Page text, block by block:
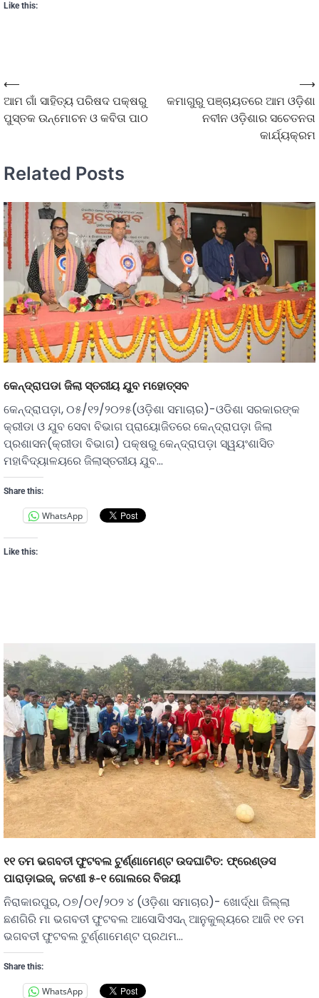
Like this:
⟵
ଆମ ଗାଁ ସାହିତ୍ୟ ପରିଷଦ ପକ୍ଷରୁ
ପୁସ୍ତକ ଉନ୍ମୋଚନ ଓ କବିତା ପାଠ
କମାଗୁରୁ ପଞ୍ଚାୟତରେ ଆମ ଓଡ଼ିଶା
ନବୀନ ଓଡ଼ିଶାର ସଚେତନତା
କାର୍ଯ୍ୟକ୍ରମ
⟶
Related Posts
କେନ୍ଦ୍ରାପଡା ଜିଲା ସ୍ତରୀୟ ଯୁବ ମହୋତ୍ସବ
କେନ୍ଦ୍ରାପଡ଼ା, ୦୫/୧୨/୨୦୨୫(ଓଡ଼ିଶା ସମାଚାର)-ଓଡିଶା ସରକାରଙ୍କ
କ୍ରୀଡା ଓ ଯୁବ ସେବା ବିଭାଗ ପ୍ରାୟୋଜିତରେ କେନ୍ଦ୍ରାପଡ଼ା ଜିଲା
ପ୍ରଶାସନ(କ୍ରୀଡା ବିଭାଗ) ପକ୍ଷରୁ କେନ୍ଦ୍ରାପଡ଼ା ସ୍ୱୟଂଶାସିତ
ମହାବିଦ୍ୟାଳୟରେ ଜିଲାସ୍ତରୀୟ ଯୁବ…
Share this:
WhatsApp
Like this:
୧୧ ତମ ଭଗବତୀ ଫୁଟବଲ ଟୁର୍ଣ୍ଣାମେଣ୍ଟ ଉଦଘାଟିତ: ଫ୍ରେଣ୍ଡସ
ପାରାଡ଼ାଇଜ୍, ଜଟଣୀ ୫-୧ ଗୋଲରେ ବିଜୟୀ
ନିରାକାରପୁର, ୦୭/୦୧/୨୦୨ ୪ (ଓଡ଼ିଶା ସମାଚାର)- ଖୋର୍ଦ୍ଧା ଜିଲ୍ଲା
ଛଣଗିରି ମା ଭଗବତୀ ଫୁଟବଲ ଆସୋସିଏସନ୍ ଆନୁକୁଲ୍ୟରେ ଆଜି ୧୧ ତମ
ଭଗବତୀ ଫୁଟବଲ ଟୁର୍ଣ୍ଣାମେଣ୍ଟ ପ୍ରଥମ…
Share this:
WhatsApp